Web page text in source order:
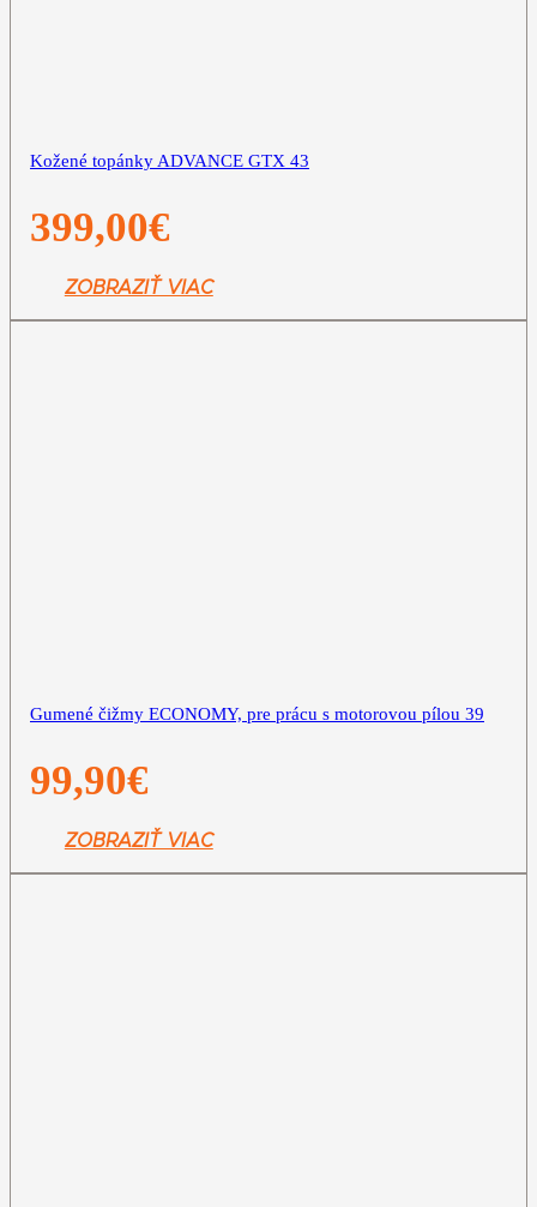
Kožené topánky ADVANCE GTX 43
399,00€
ZOBRAZIŤ VIAC
Gumené čižmy ECONOMY, pre prácu s motorovou pílou 39
99,90€
ZOBRAZIŤ VIAC